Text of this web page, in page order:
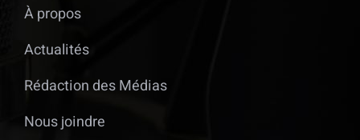
À propos
Actualités
Rédaction des Médias
Nous joindre